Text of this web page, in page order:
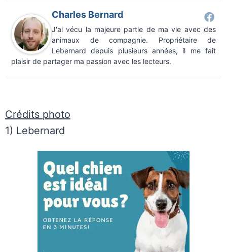
Charles Bernard
J'ai vécu la majeure partie de ma vie avec des
animaux de compagnie. Propriétaire de
Lebernard depuis plusieurs années, il me fait
plaisir de partager ma passion avec les lecteurs.
Crédits photo
1) Lebernard